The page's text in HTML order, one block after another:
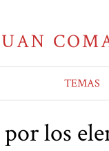
TEMAS
los